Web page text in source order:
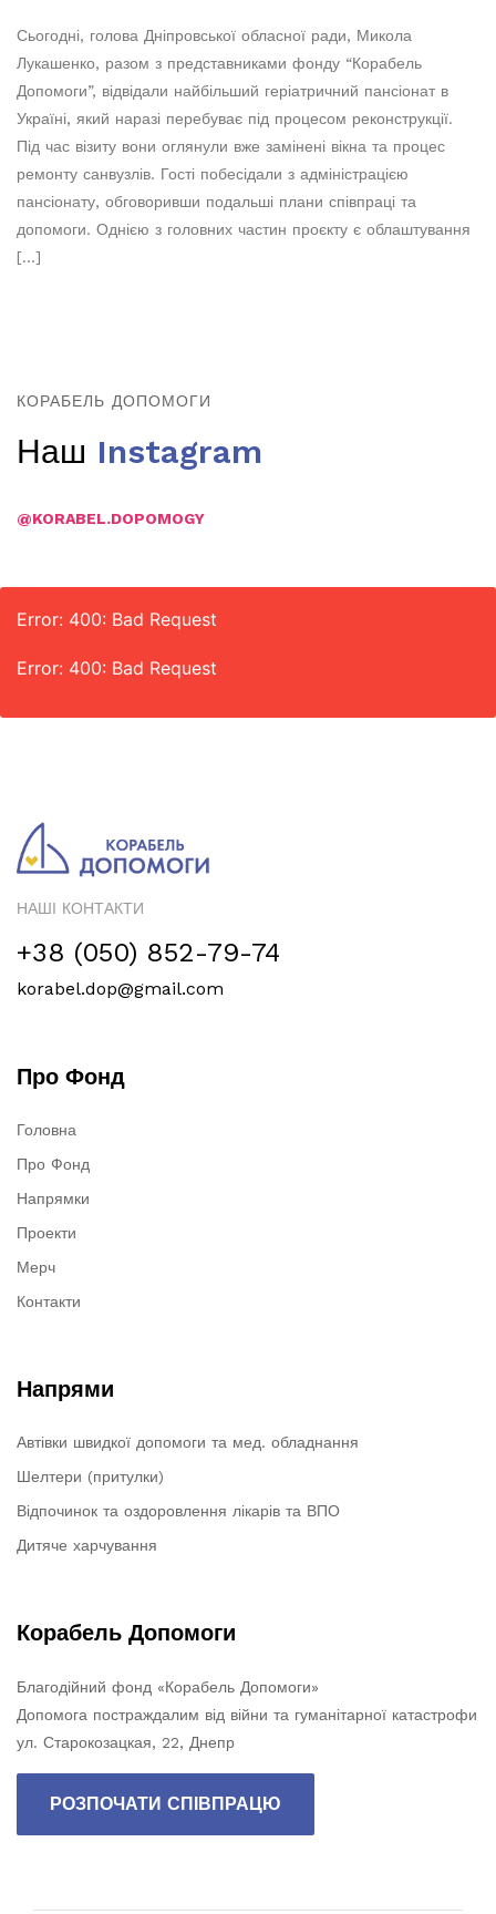
Сьогодні, голова Дніпровської обласної ради, Микола
Лукашенко, разом з представниками фонду “Корабель
Допомоги”, відвідали найбільший геріатричний пансіонат в
Україні, який наразі перебуває під процесом реконструкції.
Під час візиту вони оглянули вже замінені вікна та процес
ремонту санвузлів. Гості побесідали з адміністрацією
пансіонату, обговоривши подальші плани співпраці та
допомоги. Однією з головних частин проєкту є облаштування
[…]
КОРАБЕЛЬ ДОПОМОГИ
Наш Instagram
@KORABEL.DOPOMOGY
Error: 400: Bad Request
Error: 400: Bad Request
НАШІ КОНТАКТИ
+38 (050) 852-79-74
korabel.dop@gmail.com
Про Фонд
Головна
Про Фонд
Напрямки
Проекти
Мерч
Контакти
Напрями
Автівки швидкої допомоги та мед. обладнання
Шелтери (притулки)
Відпочинок та оздоровлення лікарів та ВПО
Дитяче харчування
Корабель Допомоги
Благодійний фонд «Корабель Допомоги»
Допомога постраждалим від війни та гуманітарної катастрофи
ул. Старокозацкая, 22, Днепр
РОЗПОЧАТИ СПІВПРАЦЮ